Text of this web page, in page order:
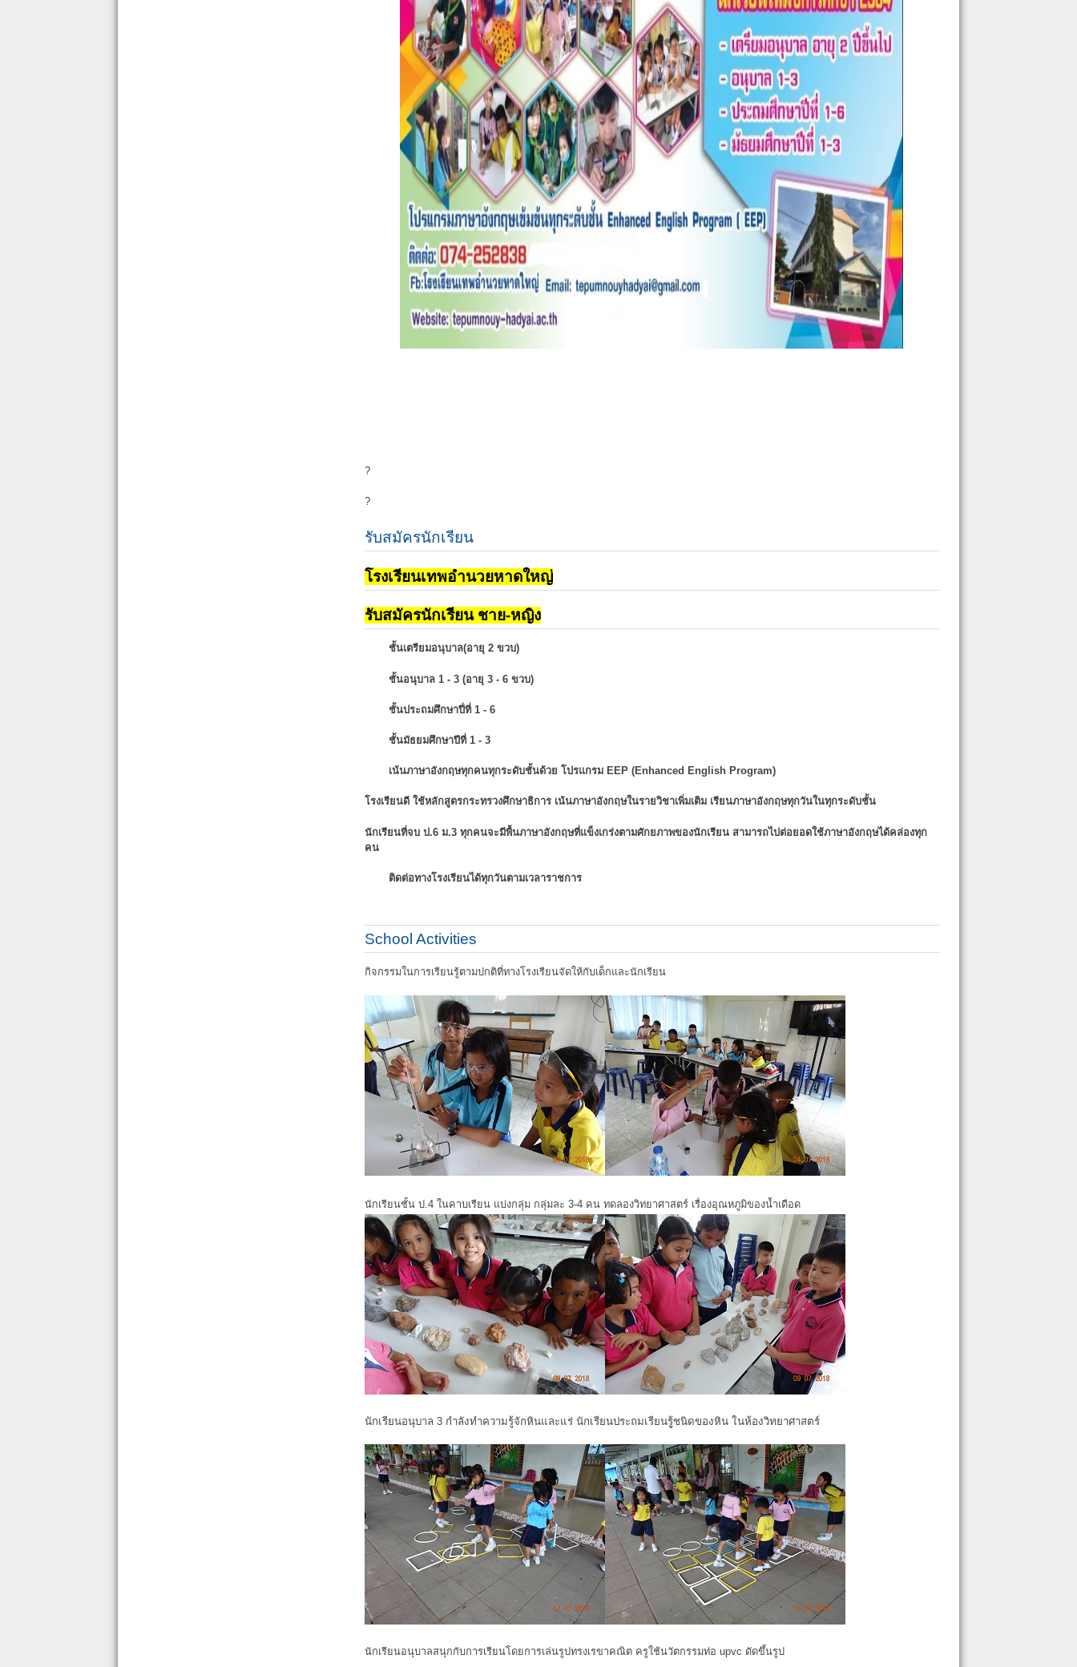
?
?
รับสมัครนักเรียน
โรงเรียนเทพอำนวยหาดใหญ่
รับสมัครนักเรียน ชาย-หญิง
ชั้นเตรียมอนุบาล(อายุ 2 ขวบ)
ชั้นอนุบาล 1 - 3 (อายุ 3 - 6 ขวบ)
ชั้นประถมศึกษาปี่ที่ 1 - 6
ชั้นมัธยมศึกษาปีที่ 1 - 3
เน้นภาษาอังกฤษทุกคนทุกระดับชั้นด้วย โปรแกรม EEP (Enhanced English Program)
โรงเรียนดี ใช้หลักสูตรกระทรวงศึกษาธิการ เน้นภาษาอังกฤษในรายวิชาเพิ่มเติม เรียนภาษาอังกฤษทุกวันในทุกระดับชั้น
นักเรียนที่จบ ป.6 ม.3 ทุกคนจะมีพื้นภาษาอังกฤษที่แข็งเกร่งตามศักยภาพของนักเรียน สามารถไปต่อยอดใช้ภาษาอังกฤษได้คล่องทุก
คน
ติดต่อทางโรงเรียนได้ทุกวันตามเวลาราชการ
School Activities
กิจกรรมในการเรียนรู้ตามปกติที่ทางโรงเรียนจัดให้กับเด็กและนักเรียน
นักเรียนชั้น ป.4 ในคาบเรียน แบ่งกลุ่ม กลุ่มละ 3-4 คน ทดลองวิทยาศาสตร์ เรื่องอุณหภูมิของน้ำเดือด
นักเรียนอนุบาล 3 กำลังทำความรู้จักหินและแร่ นักเรียนประถมเรียนรูู้ชนิดของหิน ในห้องวิทยาศาสตร์
นักเรียนอนุบาลสนุกกับการเรียนโดยการเล่นรูปทรงเรขาคณิต ครูใช้นวัตกรรมท่อ upvc ดัดขึ้นรูป